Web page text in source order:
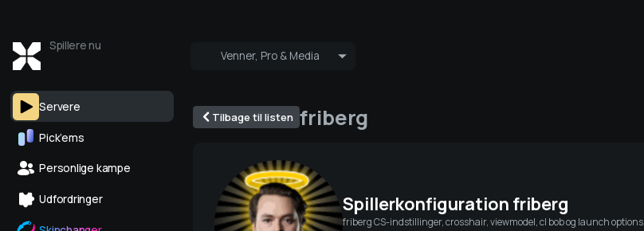
Spillere nu
Venner, Pro & Media
Servere
Pick’ems
Personlige kampe
Udfordringer
Tilbage til listen friberg
Spillerkonfiguration friberg
fribergCS-indstillinger, crosshair, viewmodel, cl bob og launch options